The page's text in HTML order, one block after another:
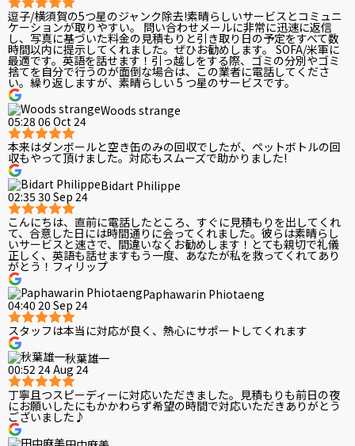
逗子/横須賀の5つ星のジャンク除去!素晴らしいサービスとコミュニ
ケーションが取りやすい。 問い合わせメールに非常に迅速に返信
し、写真に基づいた料金の見積もりと引き取り日の予定をすべて数
時間以内に提示してくれました。ぜひお勧めします。 SOFA/米軍に
最適です。英語を話せます！引っ越しをする際、ゴミの分別やゴミ
捨てを自分で行うのが面倒な場合は、この業者に電話してくださ
い。繰り返しますが、素晴らしい 5 つ星のサービスです。
Woods strange
05:28 06 Oct 24
本来はダンボールと空き缶のみの回収でしたが、ペットボトルの回
収もやって頂けました。対応もスムーズで助かりました!
Bidart Philippe
02:35 30 Sep 24
こんにちは、直前に電話したところ、すぐに見積もりを出してくれ
て、合意した日には時間通りに会ってくれました。彼らは素晴らし
いサービスと速さで、間違いなくお勧めします！とても親切で礼儀
正しく、英語も話せますもう一度、あなたが私を救ってくれてあり
がとう！フィリップ
Paphawarin Phiotaeng
04:40 20 Sep 24
スタッフは本当に対応が良く、熱心にサポートしてくれます
秋葉雄一
00:52 24 Aug 24
丁寧且つスピーディーに対応いただきました。見積もりも前日の夜
にお願いしたにもかかわらず希望の時間で対応いただきありがとう
ございました♪